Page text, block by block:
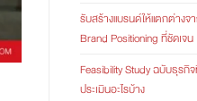
รับสร้างแบรนด์ให้แตกต่างจ
Brand Positioning ที่ชัดเจน
Feasibility Study ฉบับธุรกิ
ประเมินอะไรบ้าง